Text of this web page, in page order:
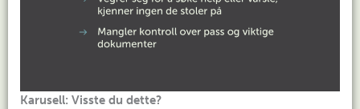
Karusell: Visste du dette?